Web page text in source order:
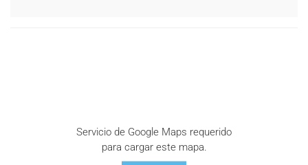
Servicio de Google Maps requerido
para cargar este mapa.